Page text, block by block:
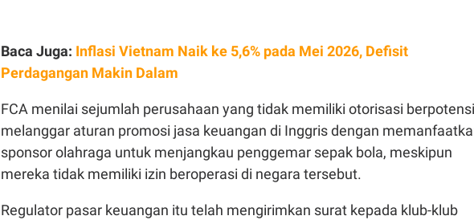
Baca Juga: Inflasi Vietnam Naik ke 5,6% pada Mei 2026, Defisit
Perdagangan Makin Dalam
FCA menilai sejumlah perusahaan yang tidak memiliki otorisasi berpotensi
melanggar aturan promosi jasa keuangan di Inggris dengan
sponsor olahraga untuk menjangkau penggemar sepak bola, meskipun
mereka tidak memiliki izin beroperasi di negara tersebut.
Regulator pasar keuangan itu telah mengirimkan surat kepada klub-klub